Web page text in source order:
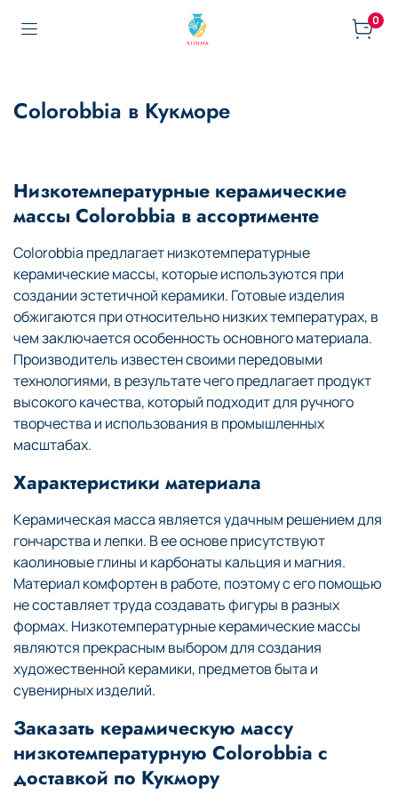
0
Colorobbia в Кукморе
Низкотемпературные керамические
массы Colorobbia в ассортименте
Colorobbia предлагает низкотемпературные
керамические массы, которые используются при
создании эстетичной керамики. Готовые изделия
обжигаются при относительно низких температурах, в
чем заключается особенность основного материала.
Производитель известен своими передовыми
технологиями, в результате чего предлагает продукт
высокого качества, который подходит для ручного
творчества и использования в промышленных
масштабах.
Характеристики материала
Керамическая масса является удачным решением для
гончарства и лепки. В ее основе присутствуют
каолиновые глины и карбонаты кальция и магния.
Материал комфортен в работе, поэтому с его помощью
не составляет труда создавать фигуры в разных
формах. Низкотемпературные керамические массы
являются прекрасным выбором для создания
художественной керамики, предметов быта и
сувенирных изделий.
Заказать керамическую массу
низкотемпературную Colorobbia с
доставкой по Кукмору